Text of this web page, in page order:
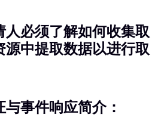
人必须了解如何收集取
源中提取数据以进行取
事件响应简介：